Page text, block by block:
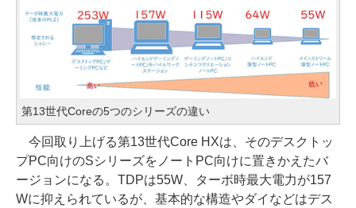
第13世代Coreの5つのシリーズの違い
今回取り上げる第13世代Core HXは、そのデスクトッ
プPC向けのSシリーズをノートPC向けに置きかえたバ
ージョンになる。TDPは55W、ターボ時最大電力が157
Wに抑えられているが、基本的な構造やダイなどはデス